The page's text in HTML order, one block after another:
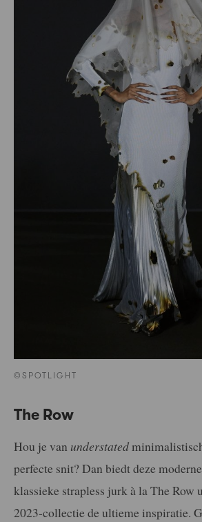
©SPOTLIGHT
The Row
Hou je van understated
perfecte snit? Dan biedt deze
klassieke strapless jurk à la The Row
2023-collectie de ultieme inspiratie.